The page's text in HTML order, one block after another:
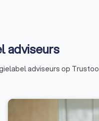
adviseurs
adviseurs op Trustoo